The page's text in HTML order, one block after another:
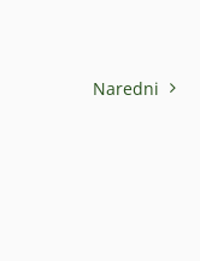
Naredni